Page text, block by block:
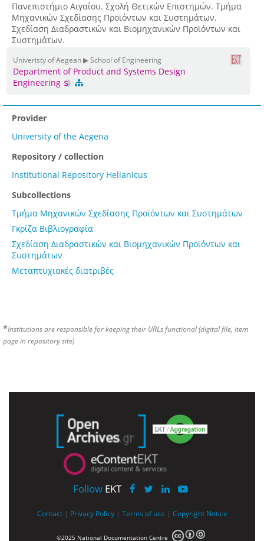
Πανεπιστήμιο Αιγαίου. Σχολή Θετικών Επιστημών. Τμήμα
Μηχανικών Σχεδίασης Προϊόντων και Συστημάτων.
Σχεδίαση Διαδραστικών και Βιομηχανικών Προϊόντων και
Συστημάτων.
Univeristy of Aegean ▶ School of Engineering
Department of Product and Systems Design
Engineering
Provider
University of the Aegena
Repository / collection
Institutional Repository Hellanicus
Subcollections
Τμήμα Μηχανικών Σχεδίασης Προϊόντων και Συστημάτων
Γκρίζα Βιβλιογραφία
Σχεδίαση Διαδραστικών και Βιομηχανικών Προϊόντων και
Συστημάτων
Μεταπτυχιακές διατριβές
*Institutions are responsible for keeping their URLs functional (digital file, item
page in repository site)
Follow EKT
Contact | Privacy Policy | Terms of use | Copyright Notice
©2025 National Documentation Centre